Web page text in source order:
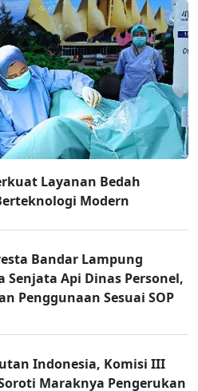
Layanan Bedah
Modern
Bandar Lampung
Senjata Api Dinas Personel,
Penggunaan Sesuai SOP
Indonesia, Komisi III
Maraknya Pengerukan